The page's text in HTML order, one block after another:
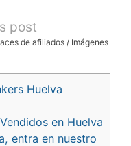
post
de afiliados / Imágenes
Huelva
en Huelva
entra en nuestro